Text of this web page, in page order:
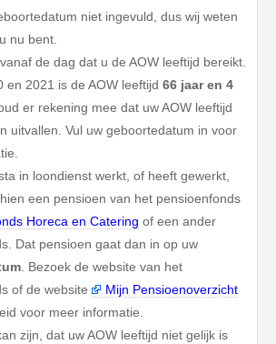
niet ingevuld, dus wij weten
nu bent.
de dag dat u de AOW leeftijd bereikt.
en 2021 is de AOW leeftijd 66 jaar en 4
er rekening mee dat uw AOW leeftijd
uitvallen. Vul uw geboortedatum in voor
in loondienst werkt, of heeft gewerkt,
een pensioen van het pensioenfonds
Horeca en Catering of een ander
Dat pensioen gaat dan in op uw
. Bezoek de website van het
of de website
Mijn Pensioenoverzicht
voor meer informatie.
zijn, dat uw AOW leeftijd niet gelijk is